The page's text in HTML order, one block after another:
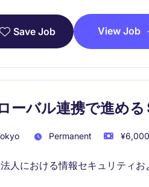
Save Job View Job
ーバル連携で進める
Permanent
人における情報セキュリティ